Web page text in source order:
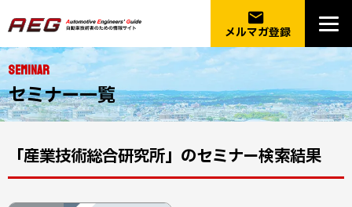
email
メルマガ登録
SEMINAR
セミナー一覧
「産業技術総合研究所」のセミナー検索結果